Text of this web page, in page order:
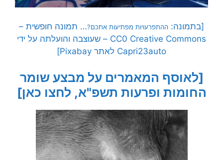
[בתמונה: ההתפרעויות מפתיעות אתכם?… תמונה חופשית –
CC0 Creative Commons – שעוצבה והועלתה על ידי
Capri23auto לאתר Pixabay]
[לאוסף המאמרים על מבצע שומר
החומות ופרעות תשפ"א, לחצו כאן]